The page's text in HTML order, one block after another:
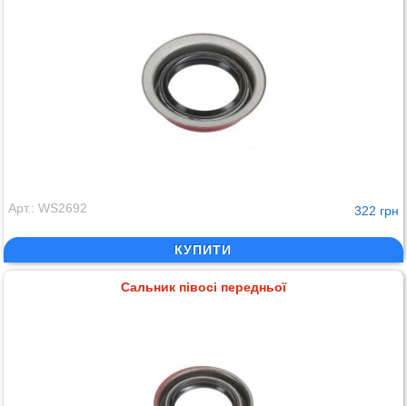
Арт.: WS2692 322 грн
КУПИТИ
Сальник півосі передньої